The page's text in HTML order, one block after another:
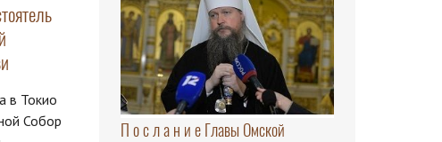
в Токио
Собор
П о с л а н и е Главы Омской